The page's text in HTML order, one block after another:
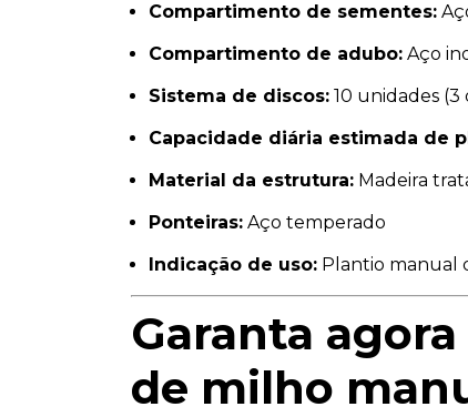
Compartimento de sementes:
Compartimento de adubo: Aço
Sistema de discos: 10 unidades (3
Capacidade diária estimada de
Material da estrutura: Madeira
Ponteiras: Aço temperado
Indicação de uso: Plantio manual
Garanta
de milho